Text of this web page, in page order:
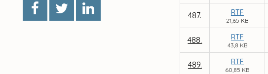
487. RTF
21,65 KB
488. RTF
43,8 KB
489. RTF
60,85 KB